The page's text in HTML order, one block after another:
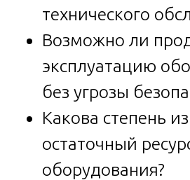
технического
Возможно ли
эксплуатацию
без угрозы
Какова степень
остаточный
оборудования?